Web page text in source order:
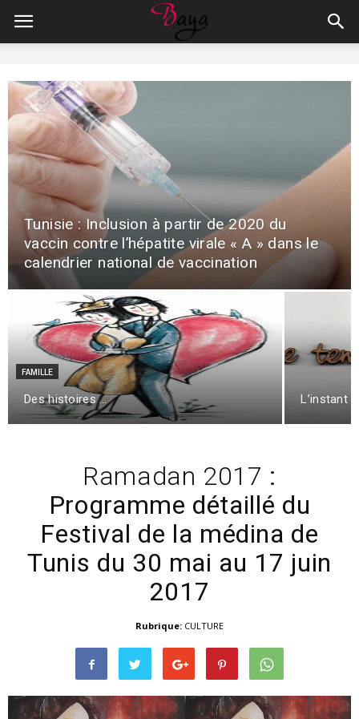
Tunisie : Inclusion à partir de 2020 du
vaccin contre l’hépatite virale « A » dans le
calendrier national de vaccination
FAMILLE
Des histoires … L’instant
Ramadan 2017 :
Programme détaillé du
Festival de la médina de
Tunis du 30 mai au 17 juin
2017
Rubrique: CULTURE